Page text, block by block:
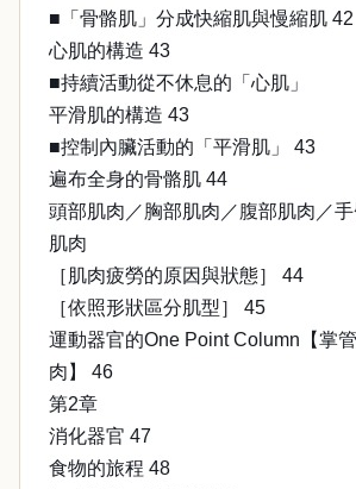
■「骨骼肌」分成快縮肌與慢縮肌 42
心肌的構造 43
■持續活動從不休息的「心肌」
平滑肌的構造 43
■控制內臟活動的「平滑肌」 43
遍布全身的骨骼肌 44
頭部肌肉／胸部肌肉／腹部肌肉／
肌肉
［肌肉疲勞的原因與狀態］ 44
［依照形狀區分肌型］ 45
運動器官的One Point Column【掌
肉】 46
第2章
消化器官 47
食物的旅程 48